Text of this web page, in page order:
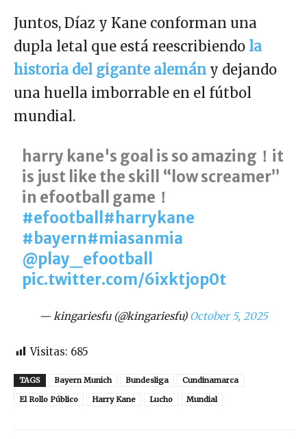
Juntos, Díaz y Kane conforman una
dupla letal que está reescribiendo la
historia del gigante alemán y dejando
una huella imborrable en el fútbol
mundial.
harry kane's goal is so amazing！it
is just like the skill “low screamer”
in efootball game！
#efootball #harrykane
#bayern#miasanmia
@play_efootball
pic.twitter.com/6ixktjop0t
— kingariesfu (@kingariesfu) October 5, 2025
Visitas: 685
TAGS Bayern Munich Bundesliga
Cundinamarca
El Rollo Público
Harry Kane Lucho Mundial